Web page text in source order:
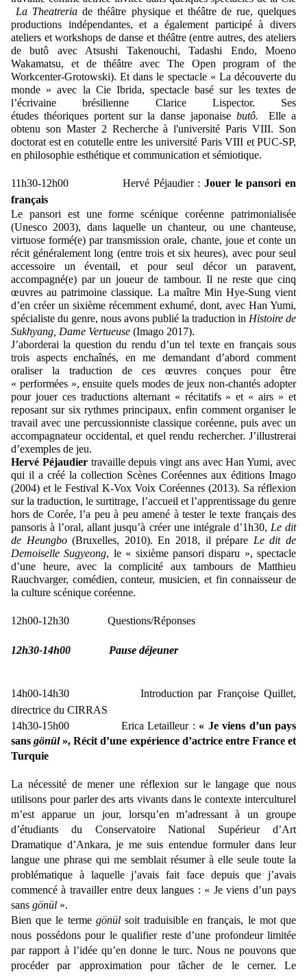
La Theatreriade théâtre physique et théâtre de rue, quelques
productions indépendantes, et a également participé à divers
ateliers et workshops de danse et théâtre (entre autres, des ateliers
de butô avec Atsushi Takenouchi, Tadashi Endo, Moeno
Wakamatsu, et de théâtre avec The Open program of the
Workcenter-Grotowski).Et dans le spectacle « La découverte du
monde » avec la Cie Ibrida, spectacle basé sur les textes de
l’écrivaine brésilienne Clarice Lispector. Ses
études théoriques portent sur la danse japonaise butô.
Elle a
obtenu son Master 2 Recherche à l'université Paris VIII. Son
doctorat est en cotutelle entre les université Paris VIII et PUC-SP,
en philosophie esthétique et communication et sémiotique.
11h30-12h00 Hervé Péjaudier :Jouer le pansori en
français
Le pansori est une forme scénique coréenne patrimonialisée
(Unesco 2003), dans laquelle un chanteur, ou une chanteuse,
virtuose formé(e) par transmission orale, chante, joue et conte un
récit généralement long (entre trois et six heures), avec pour seul
accessoire un éventail, et pour seul décor un paravent,
accompagné(e) par un joueur de tambour. Il ne reste que cinq
œuvres au patrimoine classique. La maître Min Hye-Sung vient
d’en créer un sixième récemment exhumé, dont, avec Han Yumi,
spécialiste du genre, nous avons publié la traduction in Histoire de
Sukhyang, Dame Vertueuse (Imago 2017).
J’aborderai la question du rendu d’un tel texte en français sous
trois aspects enchaînés, en me demandant d’abord comment
oraliser la traduction de ces œuvres conçues pour être
« performées », ensuite quels modes de jeux non-chantés adopter
pour jouer ces traductions alternant « récitatifs » et « airs » et
reposant sur six rythmes principaux, enfin comment organiser le
travail avec une percussionniste classique coréenne, puis avec un
accompagnateur occidental, et quel rendu rechercher. J’illustrerai
d’exemples de jeu.
Hervé Péjaudier travaille depuis vingt ans avec Han Yumi, avec
qui il a créé la collection Scènes Coréennes aux éditions Imago
(2004) et le Festival K-Vox Voix Coréennes (2013). Sa réflexion
sur la traduction, le surtitrage, l’accueil et l’apprentissage du genre
hors de Corée, l’a peu à peu amené à tester le texte français des
pansoris à l’oral, allant jusqu’à créer une intégrale d’1h30, Le dit
de Heungbo(Bruxelles, 2010). En 2018, il prépare Le dit de
Demoiselle Sugyeong, le « sixième pansori disparu », spectacle
d’une heure, avec la complicité aux tambours de Matthieu
Rauchvarger, comédien, conteur, musicien, et fin connaisseur de
la culture scénique coréenne.
12h00-12h30 Questions/Réponses
12h30-14h00 Pause déjeuner
14h00-14h30 Introduction par Françoise Quillet,
directrice du CIRRAS
14h30-15h00 Erica Letailleur : « Je viens d’un pays
sansgönül», Récit d’une expérience d’actrice entre France et
Turquie
La nécessité de mener une réflexion sur le langage que nous
utilisons pour parler des arts vivants dans le contexte interculturel
m’est apparue un jour, lorsqu’en m’adressant à un groupe
d’étudiants du Conservatoire National Supérieur d’Art
Dramatique d’Ankara, je me suis entendue formuler dans leur
langue une phrase qui me semblait résumer à elle seule toute la
problématique à laquelle j’avais fait face depuis que j’avais
commencé à travailler entre deux langues : « Je viens d’un pays
sans gönül ».
Bien que le terme gönülsoit traduisible en français, le mot que
nous possédons pour le qualifier reste d’une profondeur limitée
par rapport à l’idée qu’en donne le turc. Nous ne pouvons que
procéder par approximation pour tâcher de le cerner. Le